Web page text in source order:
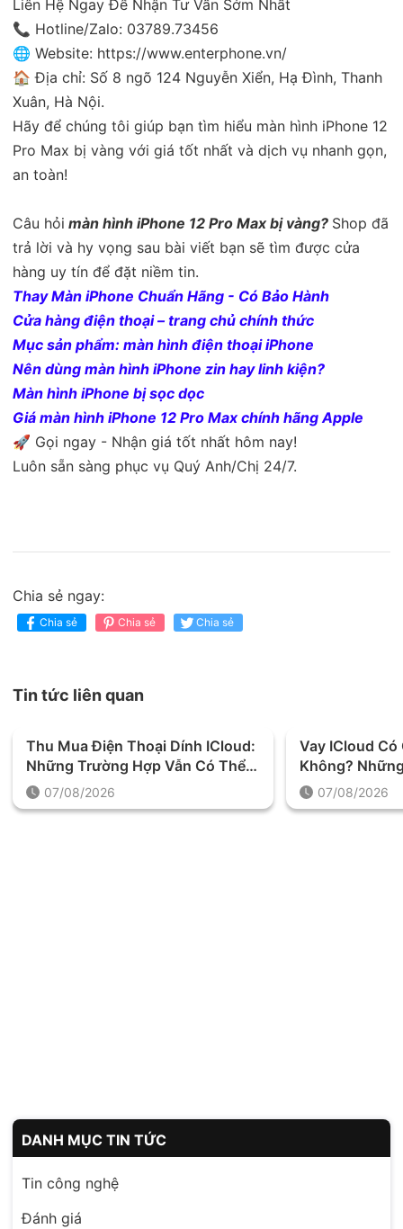
Liên Hệ Ngay Để Nhận Tư Vấn Sớm Nhất
📞 Hotline/Zalo: 03789.73456
🌐 Website: https://www.enterphone.vn/
🏠 Địa chỉ: Số 8 ngõ 124 Nguyễn Xiển, Hạ Đình, Thanh
Xuân, Hà Nội.
Hãy để chúng tôi giúp bạn tìm hiểu màn hình iPhone 12
Pro Max bị vàng với giá tốt nhất và dịch vụ nhanh gọn,
an toàn!
Câu hỏi màn hình iPhone 12 Pro Max bị vàng? Shop đã
trả lời và hy vọng sau bài viết bạn sẽ tìm được cửa
hàng uy tín để đặt niềm tin.
Thay Màn iPhone Chuẩn Hãng - Có Bảo Hành
Cửa hàng điện thoại – trang chủ chính thức
Mục sản phẩm: màn hình điện thoại iPhone
Nên dùng màn hình iPhone zin hay linh kiện?
Màn hình iPhone bị sọc dọc
Giá màn hình iPhone 12 Pro Max chính hãng Apple
🚀 Gọi ngay - Nhận giá tốt nhất hôm nay!
Luôn sẵn sàng phục vụ Quý Anh/Chị 24/7.
Chia sẻ ngay:
Chia sẻ Chia sẻ Chia sẻ
Tin tức liên quan
Thu Mua Điện Thoại Dính ICloud:
Những Trường Hợp Vẫn Có Thể
Định Giá Và Thu Mua
07/08/2026
Vay ICloud Có
Không?
Được Yêu Cầu
07/08/2026
DANH MỤC TIN TỨC
Tin công nghệ
Đánh giá